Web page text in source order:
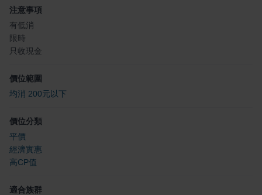
注意事項
有低消
限時
只收現金
價位範圍
均消 200元以下
價位分類
平價
經濟實惠
高CP值
適合族群